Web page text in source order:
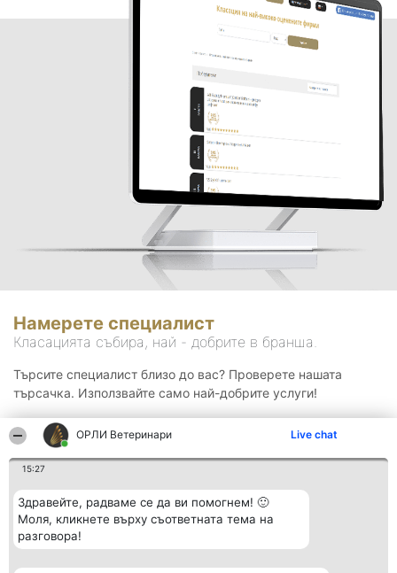
ОРЛИ Ветеринари Live chat
15:27
Здравейте, радваме се да ви помогнем! 🙂
Моля, кликнете върху съответната тема на
разговора!
Намерете специалист
Класацията събира, най - добрите в бранша.
Търсите специалист близо до вас? Проверете нашата
търсачка. Използвайте само най-добрите услуги!